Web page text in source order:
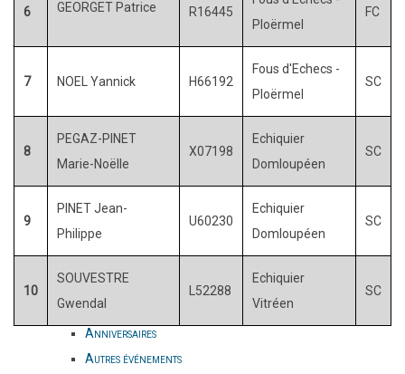
Vie du club»
Le club aujourd'hui
Tournois en ligne
Jersey Chess Club
Événements
CLEM
Séances Nature
Nuits du jeu
Anniversaires
Autres événements
6 GEORGET Patrice R16445
Ploërmel
FC
7 NOEL Yannick H66192
Fous d'Echecs -
Ploërmel
SC
8
PEGAZ-PINET
Marie-Noëlle
X07198
Echiquier
Domloupéen
SC
9
PINET Jean-
Philippe
U60230
Echiquier
Domloupéen
SC
10
SOUVESTRE
Gwendal
L52288
Echiquier
Vitréen
SC